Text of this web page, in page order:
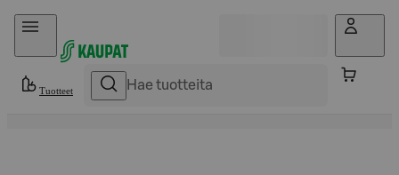
Hyppää sisältöön
Tuotteet